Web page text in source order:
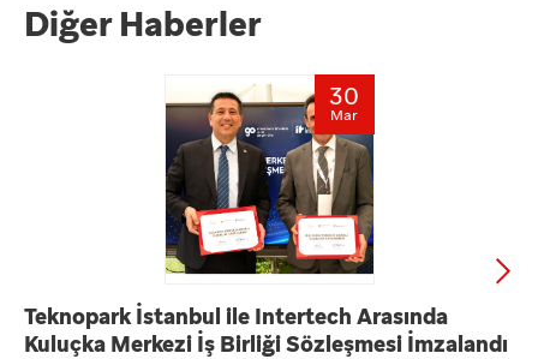
Diğer Haberler
30
Mar
Teknopark İstanbul ile Intertech Arasında
Kuluçka Merkezi İş Birliği Sözleşmesi İmzalandı